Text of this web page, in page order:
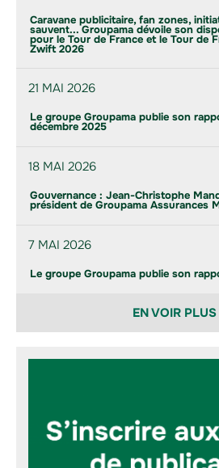
Caravane publicitaire, fan zones,
sauvent... Groupama dévoile son
pour le Tour de France et le Tour de
Zwift 2026
21 MAI 2026
Le groupe Groupama publie son
décembre 2025
18 MAI 2026
Gouvernance : Jean-Christophe
président de Groupama Assurances
7 MAI 2026
Le groupe Groupama publie son
EN VOIR